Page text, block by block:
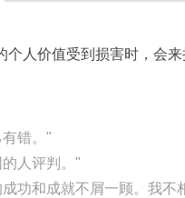
个人价值受到损害时，会
错。"
人评判。"
功和成就不屑一顾。我不